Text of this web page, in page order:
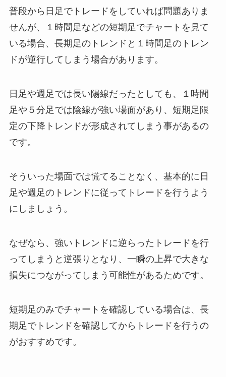
普段から日足でトレードをしていれば問題ありま
せんが、１時間足などの短期足でチャートを見て
いる場合、長期足のトレンドと１時間足のトレン
ドが逆行してしまう場合があります。
日足や週足では長い陽線だったとしても、１時間
足や５分足では陰線が強い場面があり、短期足限
定の下降トレンドが形成されてしまう事があるの
です。
そういった場面では慌てることなく、基本的に日
足や週足のトレンドに従ってトレードを行うよう
にしましょう。
なぜなら、強いトレンドに逆らったトレードを行
ってしまうと逆張りとなり、一瞬の上昇で大きな
損失につながってしまう可能性があるためです。
短期足のみでチャートを確認している場合は、長
期足でトレンドを確認してからトレードを行うの
がおすすめです。